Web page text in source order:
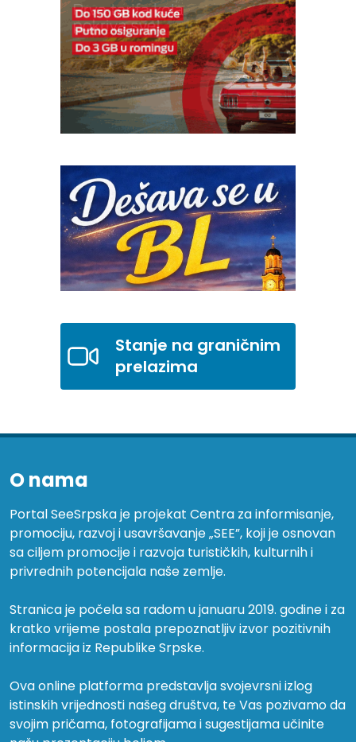
Stanje na graničnim
prelazima
O nama
Portal SeeSrpska je projekat Centra za informisanje,
promociju, razvoj i usavršavanje „SEE”, koji je osnovan
sa ciljem promocije i razvoja turističkih, kulturnih i
privrednih potencijala naše zemlje.
Stranica je počela sa radom u januaru 2019. godine i za
kratko vrijeme postala prepoznatljiv izvor pozitivnih
informacija iz Republike Srpske.
Ova online platforma predstavlja svojevrsni izlog
istinskih vrijednosti našeg društva, te Vas pozivamo da
svojim pričama, fotografijama i sugestijama učinite